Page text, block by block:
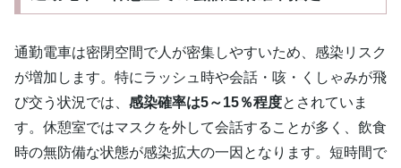
通勤電車は密閉空間で人が密集しやすいため、感染リスク
が増加します。特にラッシュ時や会話・咳・くしゃみが飛
び交う状況では、 感染確率は5～15％程度とされていま
す。休憩室ではマスクを外して会話することが多く、飲食
時の無防備な状態が感染拡大の一因となります。短時間で